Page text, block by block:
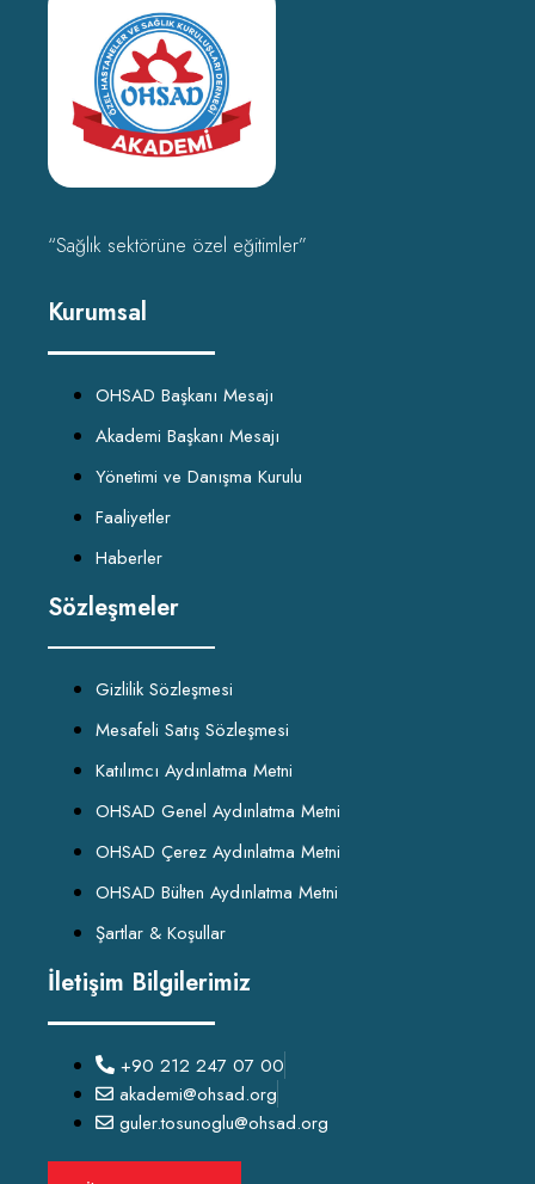
“Sağlık sektörüne özel eğitimler”
Kurumsal
OHSAD Başkanı Mesajı
Akademi Başkanı Mesajı
Yönetimi ve Danışma Kurulu
Faaliyetler
Haberler
Sözleşmeler
Gizlilik Sözleşmesi
Mesafeli Satış Sözleşmesi
Katılımcı Aydınlatma Metni
OHSAD Genel Aydınlatma Metni
OHSAD Çerez Aydınlatma Metni
OHSAD Bülten Aydınlatma Metni
Şartlar & Koşullar
İletişim Bilgilerimiz
+90 212 247 07 00
akademi@ohsad.org
guler.tosunoglu@ohsad.org